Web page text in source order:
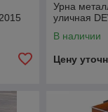
Урна
уличная
В наличии
Цену